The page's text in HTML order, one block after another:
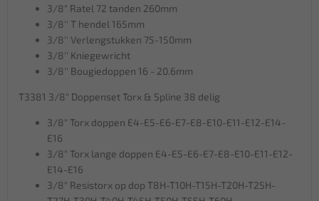
3/8" Ratel 72 tanden 260mm
3/8'' T hendel 165mm
3/8'' Verlengstukken 75-150mm
3/8'' Kniegewricht
3/8'' Bougiedoppen 16 - 20.6mm
T3381 3/8" Doppenset Torx & Spline 38 delig
3/8" Torx doppen E4-E5-E6-E7-E8-E10-E11-E12-E14-
E16
3/8" Torx lange doppen E4-E5-E6-E7-E8-E10-E11-E12-
E14-E16
3/8" Resistorx op dop T8H-T10H-T15H-T20H-T25H-